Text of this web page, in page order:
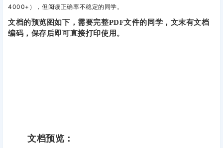
4000+），但阅读正确率不稳定的同学。
文档的预览图如下，需要完整PDF文件的同学，文末有文档
编码，保存后即可直接打印使用。
文档预览：